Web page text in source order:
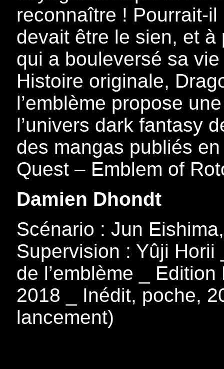
reconnaître ! Pourrait-il
devait être le sien, et
qui a bouleversé sa vie
Histoire originale,
l’emblème propose
l’univers dark fantasy
des mangas publiés
Quest – Emblem of
Damien Dhondt
Scénario : Jun
Supervision : Yûji
de l’emblème _
2018 _ Inédit, poche,
lancement)